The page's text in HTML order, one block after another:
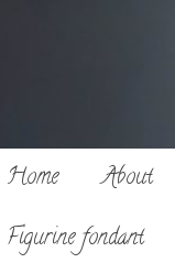
Home About
Figurine fondant